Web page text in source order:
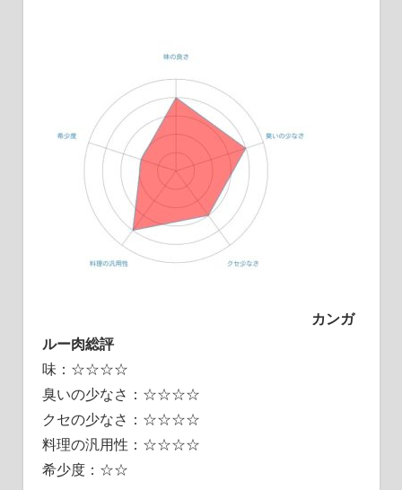
カンガ
ルー肉総評
味：☆☆☆☆
臭いの少なさ：☆☆☆☆
クセの少なさ：☆☆☆☆
料理の汎用性：☆☆☆☆
希少度：☆☆